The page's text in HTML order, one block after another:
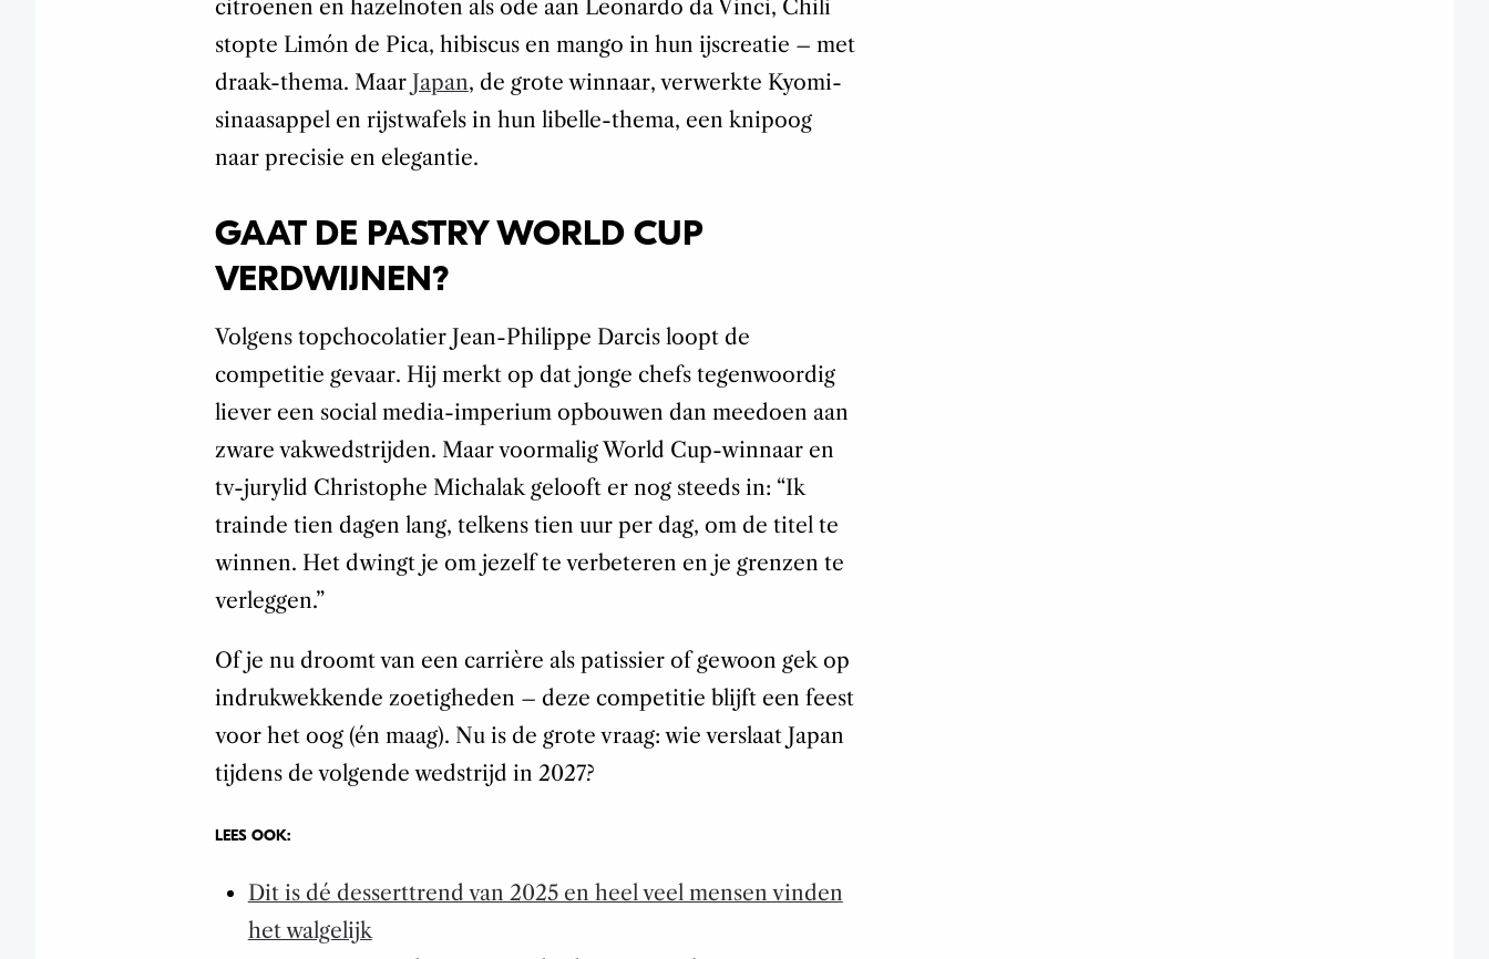
citroenen en hazelnoten als ode aan Leonardo da Vinci, Chili
stopte Limón de Pica, hibiscus en mango in hun ijscreatie – met
draak-thema. Maar Japan, de grote winnaar, verwerkte Kyomi-
sinaasappel en rijstwafels in hun libelle-thema, een knipoog
naar precisie en elegantie.
GAAT DE PASTRY WORLD CUP
VERDWIJNEN?
Volgens topchocolatier Jean-Philippe Darcis loopt de
competitie gevaar. Hij merkt op dat jonge chefs tegenwoordig
liever een social media-imperium opbouwen dan meedoen aan
zware vakwedstrijden. Maar voormalig World Cup-winnaar en
tv-jurylid Christophe Michalak gelooft er nog steeds in: “Ik
trainde tien dagen lang, telkens tien uur per dag, om de titel te
winnen. Het dwingt je om jezelf te verbeteren en je grenzen te
verleggen.”
Of je nu droomt van een carrière als patissier of gewoon gek op
indrukwekkende zoetigheden – deze competitie blijft een feest
voor het oog (én maag). Nu is de grote vraag: wie verslaat Japan
tijdens de volgende wedstrijd in 2027?
LEES OOK:
Dit is dé desserttrend van 2025 en heel veel mensen vinden
het walgelijk